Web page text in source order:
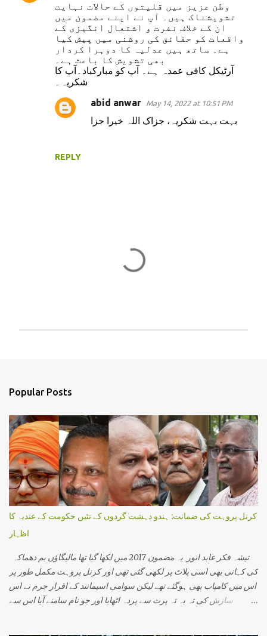
وطن عزیز میں قلیتوں کے حالات نہایت
تشویشناک ہیں۔ آپ نے اپنے مضمون میں
ان کے خلاف نفرت و اشتعال انگیزی کے
واقعات کو حقائق کی روشنی میں پیش کیا
ہے۔ ساتھ ہیں عدلیہ کا دوہرا کردار
بھی تشویش کا باعث ہے۔
آرٹیکل کافی عمدہ ہے۔ آپ کو مبارکباد۔آپ کا
شکریہ۔
REPLY
abid anwar May 14, 2022 at 10:51 PM
بہت بہت شکریہ، جزاک اللہ خیرا جزا
a
m
m
e
n
t
Popular Posts
کرنل پروہت کی ضمانت: ہندو دہشت گردوں کے تئیں حکومت کے عندیہ کا
اظہار
کی کہانی بھی اسی پلاٹ پر لکھی گئی تھی اور کرنل پروہت مکمل طور پر
اس میں کامیاب بھی ہوگئے تھے لیکن سوامی اسیمانند کے اقرار جرم نے اس
سازش کی تہ بہ تہ پرت سے پردہ اٹھایا اور جو نام سامنے آیا اس سے